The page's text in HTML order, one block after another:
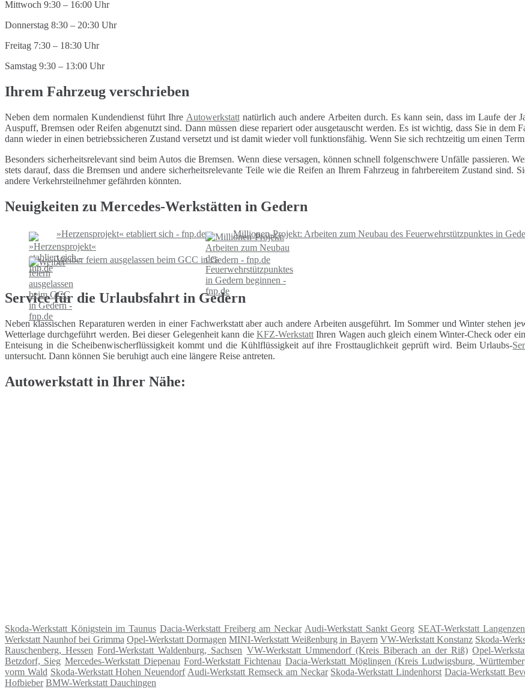
Mittwoch 9:30 – 16:00 Uhr
Donnerstag 8:30 – 20:30 Uhr
Freitag 7:30 – 18:30 Uhr
Samstag 9:30 – 13:00 Uhr
Ihrem Fahrzeug verschrieben
Neben dem normalen Kundendienst führt Ihre Autowerkstattnatürlich auch andere Arbeiten durch. Es kann sein, dass im Laufe der
Auspuff, Bremsen oder Reifen abgenutzt sind. Dann müssen diese repariert oder ausgetauscht werden. Es ist wichtig, dass Sie in
dann wieder in einen betriebssicheren Zustand versetzt und ist damit wieder voll funktionsfähig. Wenn Sie sich rechtzeitig um einen
Besonders sicherheitsrelevant sind beim Autos die Bremsen. Wenn diese versagen, können schnell folgenschwere Unfälle passieren.
stets darauf, dass die Bremsen und andere sicherheitsrelevante Teile wie die Reifen an Ihrem Fahrzeug in fahrbereitem Zustand sind.
andere Verkehrsteilnehmer gefährden könnten.
Neuigkeiten zu Mercedes-Werkstätten in Gedern
»Herzensprojekt« etabliert sich - fnp.de Millionen-Projekt: Arbeiten zum Neubau des Feuerwehrstützpunktes in
Weiber feiern ausgelassen beim GCC in Gedern - fnp.de
Service für die Urlaubsfahrt in Gedern
Neben klassischen Reparaturen werden in einer Fachwerkstatt aber auch andere Arbeiten ausgeführt. Im Sommer und Winter stehen
Wetterlage durchgeführt werden. Bei dieser Gelegenheit kann die KFZ-WerkstattIhren Wagen auch gleich einem Winter-Check oder
Enteisung in die Scheibenwischerflüssigkeit kommt und die Kühlflüssigkeit auf ihre Frosttauglichkeit geprüft wird. Beim Urlaubs-
untersucht. Dann können Sie beruhigt auch eine längere Reise antreten.
Autowerkstatt in Ihrer Nähe:
Skoda-Werkstatt Königstein im Taunus Dacia-Werkstatt Freiberg am Neckar Audi-Werkstatt Sankt Georg SEAT-Werkstatt
Werkstatt Naunhof bei Grimma Opel-Werkstatt Dormagen MINI-Werkstatt Weißenburg in Bayern VW-Werkstatt Konstanz Skoda-
Rauschenberg, Hessen Ford-Werkstatt Waldenburg, Sachsen VW-Werkstatt Ummendorf (Kreis Biberach an der Riß) Opel-
Betzdorf, Sieg Mercedes-Werkstatt Diepenau Ford-Werkstatt Fichtenau Dacia-Werkstatt Möglingen (Kreis Ludwigsburg,
vorm Wald Skoda-Werkstatt Hohen Neuendorf Audi-Werkstatt Remseck am Neckar Skoda-Werkstatt Lindenhorst Dacia-Werkstatt
Hofbieber BMW-Werkstatt Dauchingen